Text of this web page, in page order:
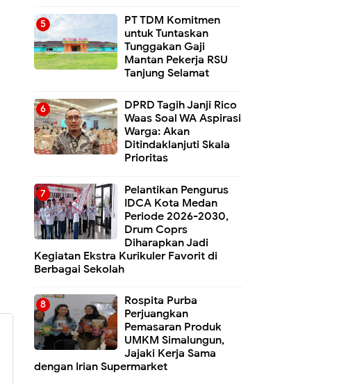
PT TDM Komitmen
untuk Tuntaskan
Tunggakan Gaji
Mantan Pekerja RSU
Tanjung Selamat
DPRD Tagih Janji Rico
Waas Soal WA Aspirasi
Warga: Akan
Ditindaklanjuti Skala
Prioritas
Pelantikan Pengurus
IDCA Kota Medan
Periode 2026-2030,
Drum Coprs
Diharapkan Jadi
Kegiatan Ekstra Kurikuler Favorit di
Berbagai Sekolah
Rospita Purba
Perjuangkan
Pemasaran Produk
UMKM Simalungun,
Jajaki Kerja Sama
dengan Irian Supermarket